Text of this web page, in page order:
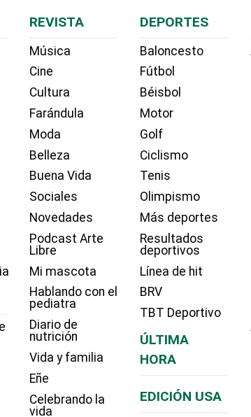
REVISTA
Música
Cine
Cultura
Farándula
Moda
Belleza
Buena Vida
Sociales
Novedades
Podcast Arte
Libre
Mi mascota
Hablando con el
pediatra
Diario de
nutrición
Vida y familia
Eñe
Celebrando la
vida
DEPORTES
Baloncesto
Fútbol
Béisbol
Motor
Golf
Ciclismo
Tenis
Olimpismo
Más deportes
Resultados
deportivos
Línea de hit
BRV
TBT Deportivo
ÚLTIMA
HORA
EDICIÓN USA